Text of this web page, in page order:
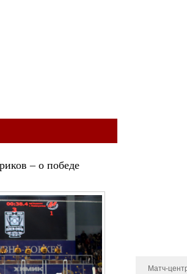
– о победе
Матч-